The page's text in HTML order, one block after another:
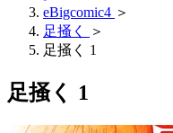
eBigcomic4 ＞
足掻く
＞
足掻く 1
足掻く 1